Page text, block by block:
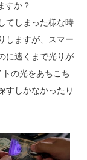
すか？
てしまった様な時
しますが、スマー
に遠くまで光りが
の光をあちこち
すしかなかったり